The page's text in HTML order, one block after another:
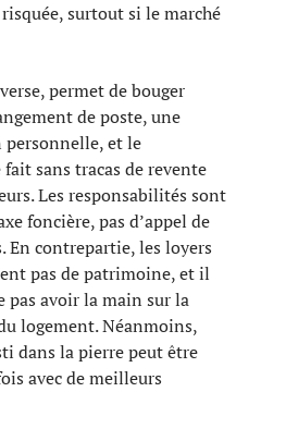
surtout si le marché
permet de bouger
de poste, une
et le
sans tracas de revente
Les responsabilités sont
foncière, pas d’appel de
En contrepartie, les loyers
pas de patrimoine, et il
pas avoir la main sur la
logement. Néanmoins,
dans la pierre peut être
avec de meilleurs